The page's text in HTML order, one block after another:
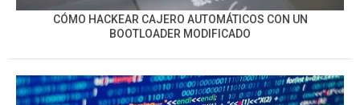
CÓMO HACKEAR CAJERO AUTOMÁTICOS CON UN
BOOTLOADER MODIFICADO